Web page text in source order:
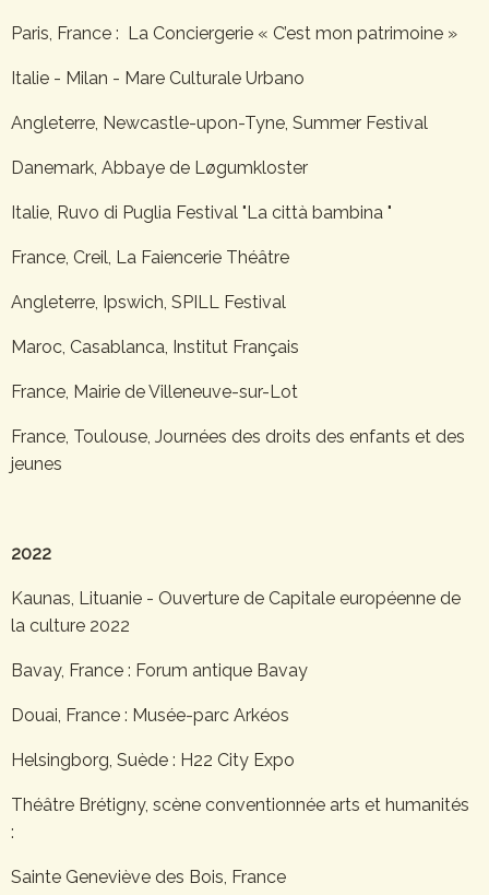
Paris, France : La Conciergerie « C’est mon patrimoine »
Italie - Milan - Mare Culturale Urbano
Angleterre, Newcastle-upon-Tyne, Summer Festival
Danemark, Abbaye de Løgumkloster
Italie, Ruvo di Puglia Festival "La città bambina "
France, Creil, La Faiencerie Théâtre
Angleterre, Ipswich, SPILL Festival
Maroc, Casablanca, Institut Français
France, Mairie de Villeneuve-sur-Lot
France, Toulouse, Journées des droits des enfants et des
jeunes
2022
Kaunas, Lituanie - Ouverture de Capitale européenne de
la culture 2022
Bavay, France : Forum antique Bavay
Douai, France : Musée-parc Arkéos
Helsingborg, Suède : H22 City Expo
Théâtre Brétigny, scène conventionnée arts et humanités
:
Sainte Geneviève des Bois, France